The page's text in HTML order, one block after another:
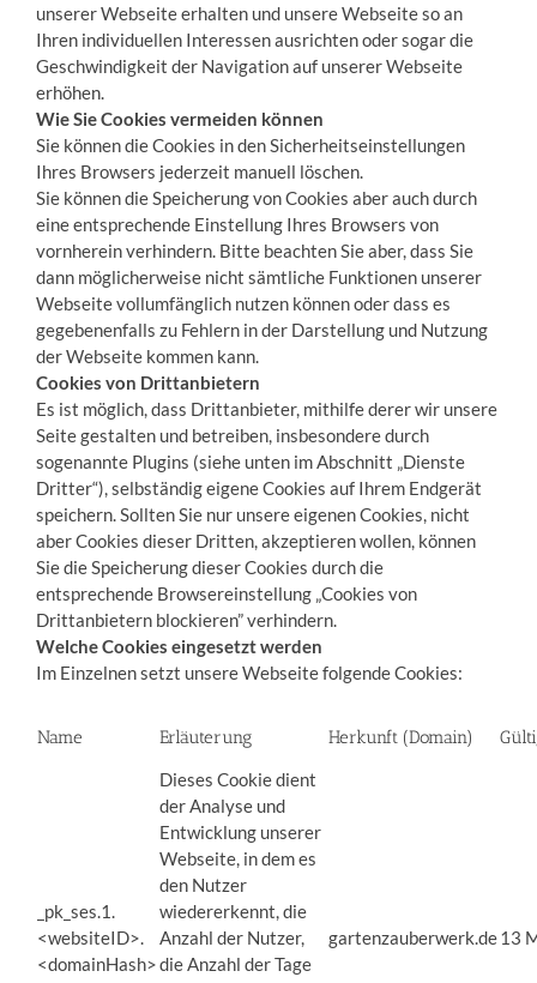
unserer Webseite erhalten und unsere Webseite so an
Ihren individuellen Interessen ausrichten oder sogar die
Geschwindigkeit der Navigation auf unserer Webseite
erhöhen.
Wie Sie Cookies vermeiden können
Sie können die Cookies in den Sicherheitseinstellungen
Ihres Browsers jederzeit manuell löschen.
Sie können die Speicherung von Cookies aber auch durch
eine entsprechende Einstellung Ihres Browsers von
vornherein verhindern. Bitte beachten Sie aber, dass Sie
dann möglicherweise nicht sämtliche Funktionen unserer
Webseite vollumfänglich nutzen können oder dass es
gegebenenfalls zu Fehlern in der Darstellung und Nutzung
der Webseite kommen kann.
Cookies von Drittanbietern
Es ist möglich, dass Drittanbieter, mithilfe derer wir unsere
Seite gestalten und betreiben, insbesondere durch
sogenannte Plugins (siehe unten im Abschnitt „Dienste
Dritter“), selbständig eigene Cookies auf Ihrem Endgerät
speichern. Sollten Sie nur unsere eigenen Cookies, nicht
aber Cookies dieser Dritten, akzeptieren wollen, können
Sie die Speicherung dieser Cookies durch die
entsprechende Browsereinstellung „Cookies von
Drittanbietern blockieren” verhindern.
Welche Cookies eingesetzt werden
Im Einzelnen setzt unsere Webseite folgende Cookies:
Name Erläuterung Herkunft (Domain)
_pk_ses.1.
<websiteID>.
<domainHash>
Dieses Cookie dient
der Analyse und
Entwicklung unserer
Webseite, in dem es
den Nutzer
wiedererkennt, die
Anzahl der Nutzer,
die Anzahl der Tage
gartenzauberwerk.de13